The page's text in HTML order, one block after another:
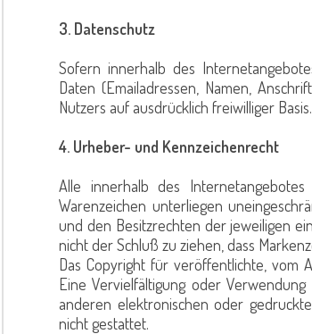
3. Datenschutz
Sofern innerhalb des
Daten (Emailadressen, Namen,
Nutzers auf ausdrücklich freiwilliger Basis.
4. Urheber- und Kennzeichenrecht
Alle innerhalb des
Warenzeichen unterliegen
und den Besitzrechten der jeweiligen
nicht der Schluß zu ziehen, dass
Das Copyright für veröffentlichte, vom
Eine Vervielfältigung oder
anderen elektronischen oder
nicht gestattet.